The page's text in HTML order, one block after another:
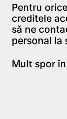
Pentru
creditele
să ne
personal la
Mult spor